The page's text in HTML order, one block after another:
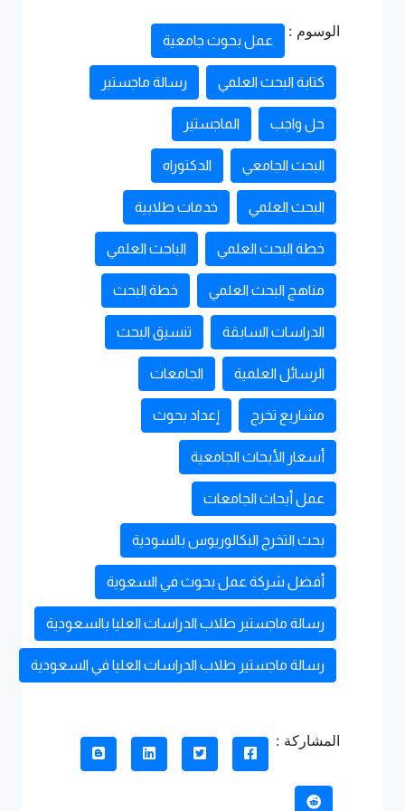
الوسوم :
عمل بحوث جامعية
كتابة البحث العلمي رسالة ماجستير
حل واجب الماجستير
البحث الجامعي الدكتوراه
البحث العلمي خدمات طلابية
خطة البحث العلمي الباحث العلمي
مناهج البحث العلمي خطة البحث
الدراسات السابقة تنسيق البحث
الرسائل العلمية الجامعات
مشاريع تخرج إعداد بحوث
أسعار الأبحاث الجامعية
عمل أبحاث الجامعات
بحث التخرج البكالوريوس بالسودية
أفضل شركة عمل بحوث في السعوية
رسالة ماجستير طلاب الدراسات العليا بالسعودية
رسالة ماجستير طلاب الدراسات العليا في السعودية
المشاركة :